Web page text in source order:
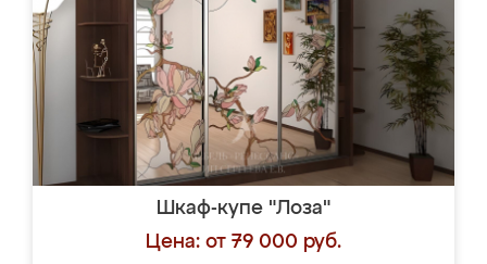
Шкаф-купе "Лоза"
Цена: от 79 000 руб.